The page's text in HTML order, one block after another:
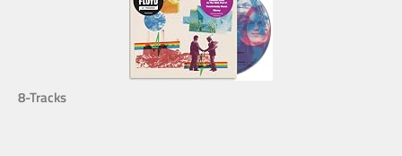
8-Tracks